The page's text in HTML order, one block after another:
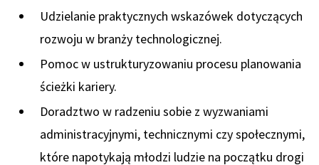
Udzielanie praktycznych wskazówek dotyczących
rozwoju w branży technologicznej.
Pomoc w ustrukturyzowaniu procesu planowania
ścieżki kariery.
Doradztwo w radzeniu sobie z wyzwaniami
administracyjnymi, technicznymi czy społecznymi,
które napotykają młodzi ludzie na początku drogi